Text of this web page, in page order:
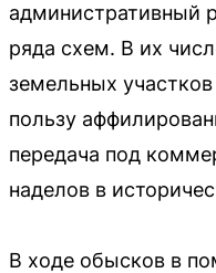
административный
ряда схем. В их
земельных
пользу
передача под
наделов в
В ходе обысков в